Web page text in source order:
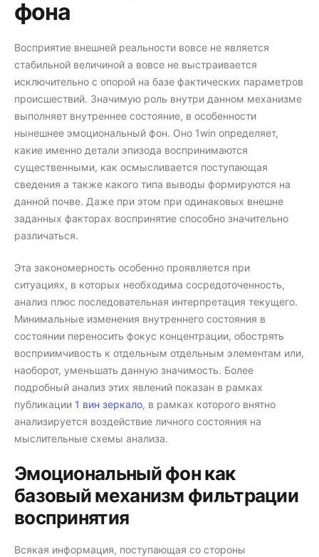
фона
Восприятие внешней реальности вовсе не является
стабильной величиной а вовсе не выстраивается
исключительно с опорой на базе фактических параметров
происшествий. Значимую роль внутри данном механизме
выполняет внутреннее состояние, в особенности
нынешнее эмоциональный фон. Оно 1win определяет,
какие именно детали эпизода воспринимаются
существенными, как осмысливается поступающая
сведения а также какого типа выводы формируются на
данной почве. Даже при этом при одинаковых внешне
заданных факторах воспринятие способно значительно
различаться.
Эта закономерность особенно проявляется при
ситуациях, в которых необходима сосредоточенность,
анализ плюс последовательная интерпретация текущего.
Минимальные изменения внутреннего состояния в
состоянии переносить фокус концентрации, обострять
восприимчивость к отдельным отдельным элементам или,
наоборот, уменьшать данную значимость. Более
подробный анализ этих явлений показан в рамках
публикации 1 вин зеркало, в рамках которого внятно
анализируется воздействие личного состояния на
мыслительные схемы анализа.
Эмоциональный фон как
базовый механизм фильтрации
воспринятия
Всякая информация, поступающая со стороны